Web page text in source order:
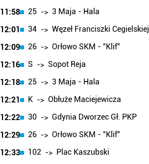
11:58
25 -> 3 Maja - Hala
12:01
34 -> Węzeł Franciszki Cegielskiej
12:09
26 -> Orłowo SKM - "Klif"
12:16
S -> Sopot Reja
12:18
25 -> 3 Maja - Hala
12:21
K -> Obłuże Maciejewicza
12:22
30 -> Gdynia Dworzec Gł. PKP
12:29
26 -> Orłowo SKM - "Klif"
12:33
102 -> Plac Kaszubski